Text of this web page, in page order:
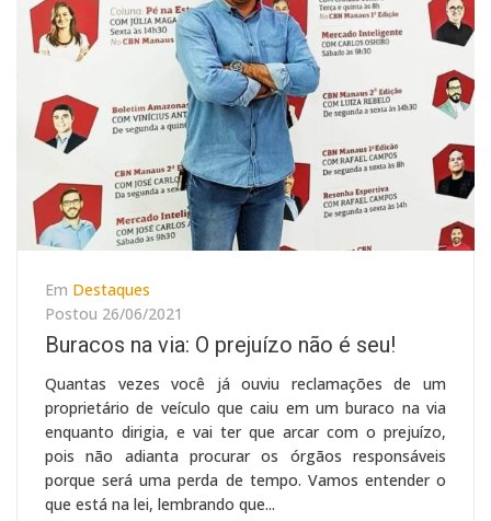
Em Destaques
Postou 26/06/2021
Buracos na via: O prejuízo não é seu!
Quantas vezes você já ouviu reclamações de um
proprietário de veículo que caiu em um buraco na via
enquanto dirigia, e vai ter que arcar com o prejuízo,
pois não adianta procurar os órgãos responsáveis
porque será uma perda de tempo. Vamos entender o
que está na lei, lembrando que...